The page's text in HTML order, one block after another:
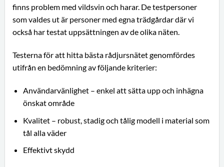
finns problem med vildsvin och harar. De testpersoner
som valdes ut är personer med egna trädgårdar där vi
också har testat uppsättningen av de olika näten.
Testerna för att hitta bästa rådjursnätet genomfördes
utifrån en bedömning av följande kriterier:
Användarvänlighet – enkel att sätta upp och inhägna
önskat område
Kvalitet – robust, stadig och tålig modell i material som
tål alla väder
Effektivt skydd